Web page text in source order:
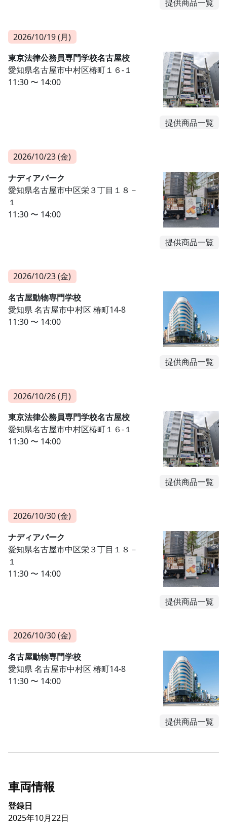
提供商品一覧
2026/10/19 (月)
東京法律公務員専門学校名古屋校
愛知県名古屋市中村区椿町１６-１
11:30 〜 14:00
提供商品一覧
2026/10/23 (金)
ナディアパーク
愛知県名古屋市中区栄３丁目１８－
１
11:30 〜 14:00
提供商品一覧
2026/10/23 (金)
名古屋動物専門学校
愛知県 名古屋市中村区 椿町14-8
11:30 〜 14:00
提供商品一覧
2026/10/26 (月)
東京法律公務員専門学校名古屋校
愛知県名古屋市中村区椿町１６-１
11:30 〜 14:00
提供商品一覧
2026/10/30 (金)
ナディアパーク
愛知県名古屋市中区栄３丁目１８－
１
11:30 〜 14:00
提供商品一覧
2026/10/30 (金)
名古屋動物専門学校
愛知県 名古屋市中村区 椿町14-8
11:30 〜 14:00
提供商品一覧
車両情報
登録日
2025年10月22日